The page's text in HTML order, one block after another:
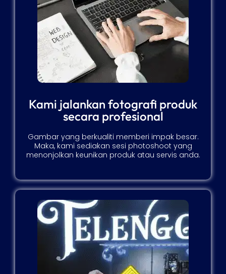
Kami jalankan fotografi produk
secara profesional
Gambar yang berkualiti memberi impak besar.
Maka, kami sediakan sesi photoshoot yang
menonjolkan keunikan produk atau servis anda.